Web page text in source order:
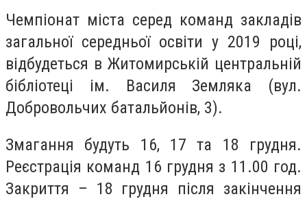
Чемпіонат міста серед команд закладів
загальної середньої освіти у 2019 році,
відбудеться в Житомирській центральній
бібліотеці ім. Василя Земляка (вул.
Добровольчих батальйонів, 3).
Змагання будуть 16, 17 та 18 грудня.
Реєстрація команд 16 грудня з 11.00 год.
Закриття – 18 грудня після закінчення